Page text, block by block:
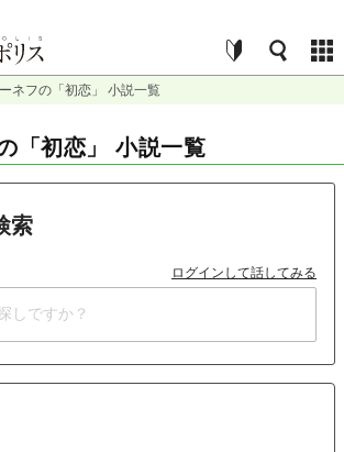
ネフの「初恋」 小説一覧
「初恋」 小説一覧
索
ログインして話してみる